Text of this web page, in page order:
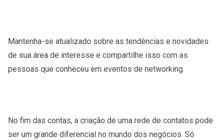
Mantenha-se atualizado sobre as tendências e novidades
de sua área de interesse e compartilhe isso com as
pessoas que conheceu em eventos de networking.
No fim das contas, a criação de uma rede de contatos pode
ser um grande diferencial no mundo dos negócios. Só